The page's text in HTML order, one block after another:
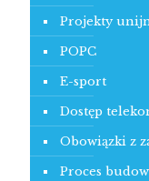
Projekty
POPC
E-sport
Dostęp
Obowiązki z
Proces